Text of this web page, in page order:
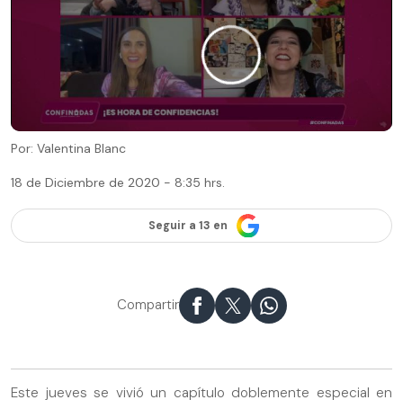
Por: Valentina Blanc
18 de Diciembre de 2020 - 8:35 hrs.
Seguir a 13 en
Compartir
Este jueves se vivió un capítulo doblemente especial en